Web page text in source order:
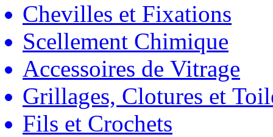
Chevilles et Fixations
Scellement Chimique
Accessoires de Vitrage
Grillages, Clotures et
Fils et Crochets